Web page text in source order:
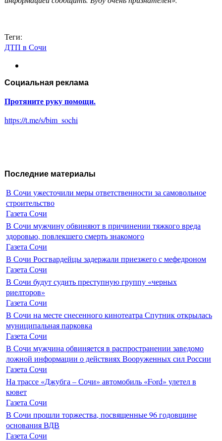
Теги:
ДТП в Сочи
Социальная реклама
Протяните руку помощи.
https://t.me/s/bim_sochi
Последние материалы
В Сочи ужесточили меры ответственности за самовольное
строительство
Газета Сочи
В Сочи мужчину обвиняют в причинении тяжкого вреда
здоровью, повлекшего смерть знакомого
Газета Сочи
В Сочи Росгвардейцы задержали приезжего с мефедроном
Газета Сочи
В Сочи будут судить преступную группу «черных
риелторов»
Газета Сочи
В Сочи на месте снесенного кинотеатра Спутник открылась
муниципальная парковка
Газета Сочи
В Сочи мужчина обвиняется в распространении заведомо
ложной информации о действиях Вооруженных сил России
Газета Сочи
На трассе «Джубга – Сочи» автомобиль «Ford» улетел в
кювет
Газета Сочи
В Сочи прошли торжества, посвященные 96 годовщине
основания ВДВ
Газета Сочи